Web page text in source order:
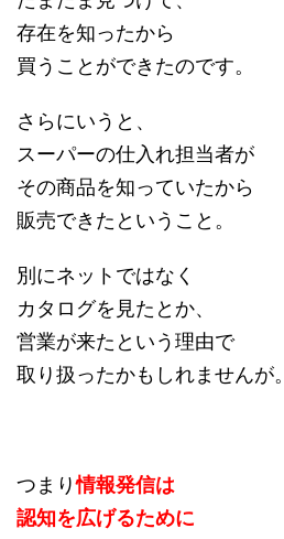
存在を知ったから
買うことができたのです。
さらにいうと、
スーパーの仕入れ担当者が
その商品を知っていたから
販売できたということ。
別にネットではなく
カタログを見たとか、
営業が来たという理由で
取り扱ったかもしれませんが。
つまり情報発信は
認知を広げるために